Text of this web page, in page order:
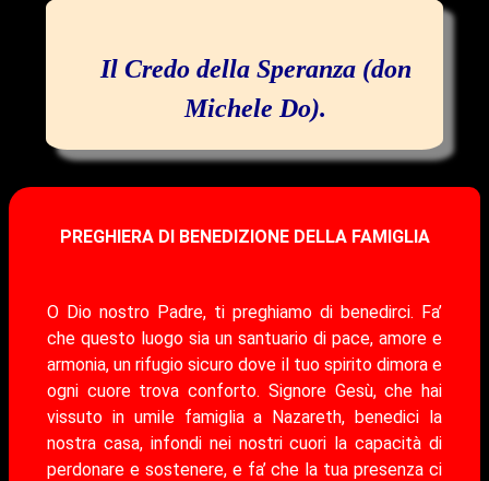
Il Credo della Speranza (don
Michele Do).
PREGHIERA DI BENEDIZIONE DELLA FAMIGLIA
O Dio nostro Padre, ti preghiamo di benedirci. Fa’
che questo luogo sia un santuario di pace, amore e
armonia, un rifugio sicuro dove il tuo spirito dimora e
ogni cuore trova conforto. Signore Gesù, che hai
vissuto in umile famiglia a Nazareth, benedici la
nostra casa, infondi nei nostri cuori la capacità di
perdonare e sostenere, e fa’ che la tua presenza ci